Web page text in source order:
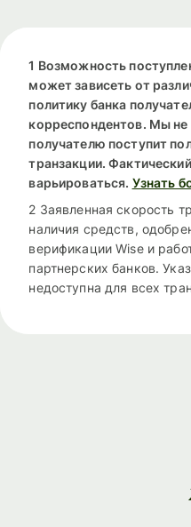
1 Возможность
может зависеть от
политику банка
корреспондентов. Мы
получателю поступит
транзакции.
варьироваться. Узнать
2 Заявленная скорость
наличия средств,
верификации Wise и
партнерских банков.
недоступна для всех